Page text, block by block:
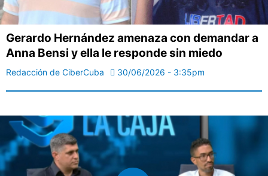
Gerardo Hernández amenaza con demandar a
Anna Bensi y ella le responde sin miedo
Redacción de CiberCuba 30/06/2026 - 3:35pm